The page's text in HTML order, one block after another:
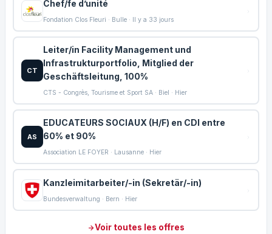
Chef/fe d’unité
Fondation Clos Fleuri · Bulle · Il y a 33 jours
CT
Leiter/in Facility Management und
Infrastrukturportfolio, Mitglied der
Geschäftsleitung, 100%
CTS - Congrès, Tourisme et Sport SA · Biel · Hier
AS
EDUCATEURS SOCIAUX (H/F) en CDI entre
60% et 90%
Association LE FOYER · Lausanne · Hier
Kanzleimitarbeiter/-in (Sekretär/-in)
Bundesverwaltung · Bern · Hier
Voir toutes les offres